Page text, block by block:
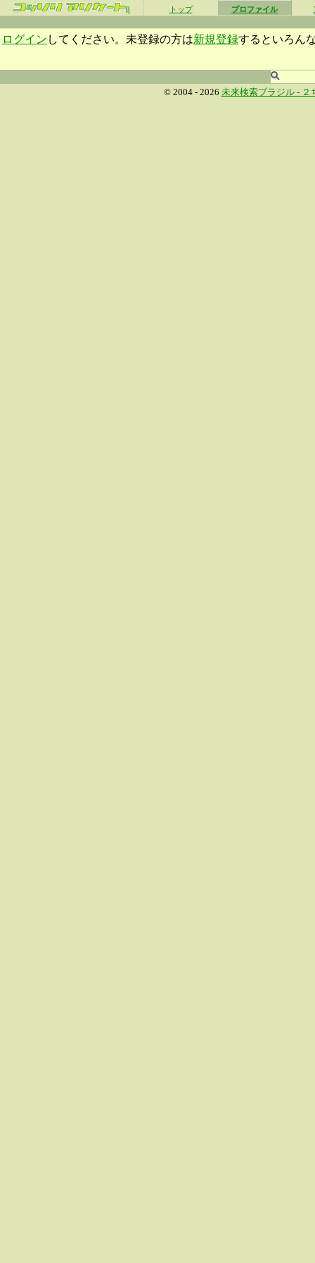
β トップ プロファイル
ログイン してください。未登録の方は新規登録するといろん
© 2004 - 2026 未来検索ブラジル - ２